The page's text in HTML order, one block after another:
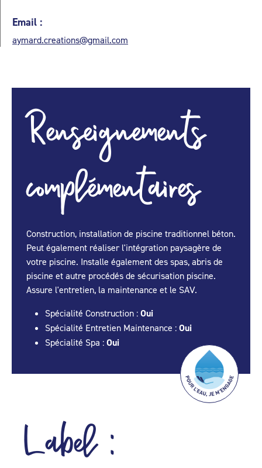
Email :
aymard.creations@gmail.com
Renseignements
complémentaires
Construction, installation de piscine traditionnel béton.
Peut également réaliser l'intégration paysagère de
votre piscine. Installe également des spas, abris de
piscine et autre procédés de sécurisation piscine.
Assure l'entretien, la maintenance et le SAV.
Spécialité Construction : Oui
Spécialité Entretien Maintenance : Oui
Spécialité Spa : Oui
Label :